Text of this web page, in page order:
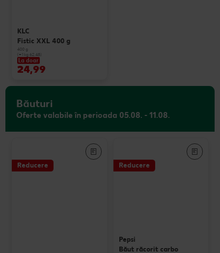
KLC
Fistic XXL 400 g
400 g
(=1 kg 62.48)
La doar
24,99
Băuturi
Oferte valabile în perioada 05.08. - 11.08.
Reducere Reducere
Pepsi
Băut răcorit carbo